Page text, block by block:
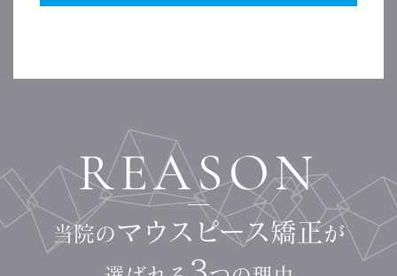
REASON
当院のマウスピース矯正が